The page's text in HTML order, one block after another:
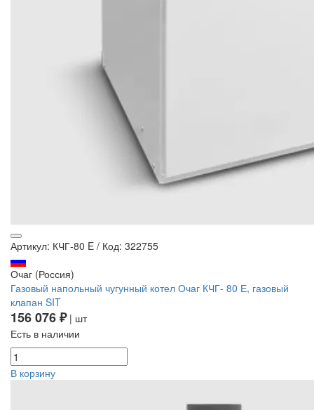
Артикул: КЧГ-80 E / Код: 322755
Очаг (Россия)
Газовый напольный чугунный котел Очаг КЧГ- 80 Е, газовый
клапан SIT
156 076 ₽| шт
Есть в наличии
В корзину